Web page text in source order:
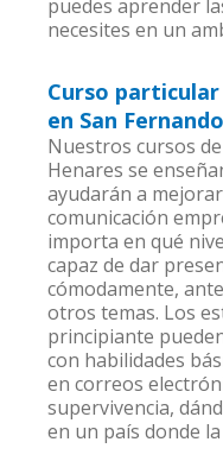
puedes aprender
necesites en un
Curso
en San
Nuestros cursos
Henares se
ayudarán a
comunicación
importa en qué
capaz de dar
cómodamente,
otros temas. Los
principiante
con habilidades
en correos
supervivencia,
en un país donde